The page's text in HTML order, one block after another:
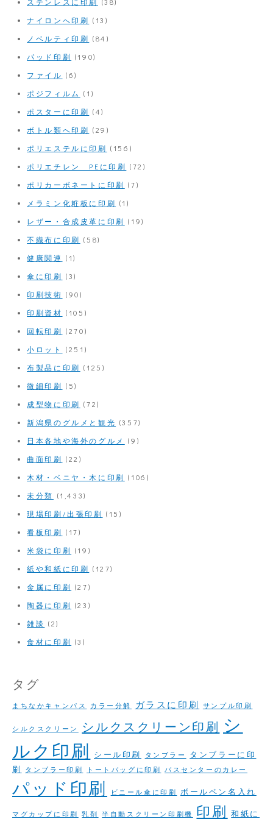
ステンレスに印刷
(38)
ナイロンへ印刷 (13)
ノベルティ印刷 (84)
パッド印刷 (190)
ファイル (6)
ポジフィルム (1)
ポスターに印刷 (4)
ボトル類へ印刷 (29)
ポリエステルに印刷 (156)
ポリエチレン PEに印刷 (72)
ポリカーボネートに印刷 (7)
メラミン化粧板に印刷 (1)
レザー・合成皮革に印刷 (19)
不織布に印刷 (58)
健康関連 (1)
傘に印刷 (3)
印刷技術 (90)
印刷資材 (105)
回転印刷 (270)
小ロット
(251)
布製品に印刷 (125)
微細印刷 (5)
成型物に印刷 (72)
新潟県のグルメと観光 (357)
日本各地や海外のグルメ
(9)
曲面印刷 (22)
木材・ベニヤ・木に印刷 (106)
未分類 (1,433)
現場印刷/出張印刷 (15)
看板印刷 (17)
米袋に印刷 (19)
紙や和紙に印刷 (127)
金属に印刷 (27)
陶器に印刷 (23)
雑談 (2)
食材に印刷 (3)
タグ
まちなかキャンパス カラー分解 ガラスに印刷 サンプル印刷
シルクスクリーン シルクスクリーン印刷 シ
ルク印刷
シール印刷 タンブラー
タンブラーに印
刷
タンブラー印刷 トートバッグに印刷 バスセンターのカレー
パッド印刷 ビニール傘に印刷 ボールペン名入れ
マグカップに印刷 乳剤 半自動スクリーン印刷機 印刷 和紙に